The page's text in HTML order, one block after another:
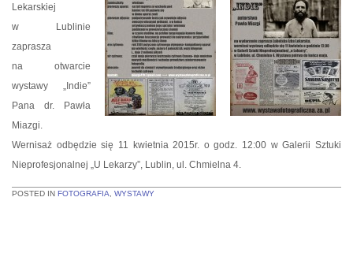
Lekarskiej
w Lublinie
zaprasza
na otwarcie
wystawy „Indie”
Pana dr. Pawła
Miazgi.
Wernisaż odbędzie się 11 kwietnia 2015r. o godz. 12:00 w Galerii Sztuki
Nieprofesjonalnej „U Lekarzy”, Lublin, ul. Chmielna 4.
POSTED IN FOTOGRAFIA, WYSTAWY